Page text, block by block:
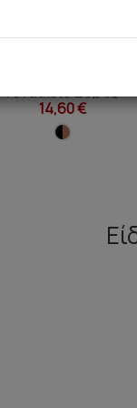
Γυναικείο Σόρτς
14,60 €